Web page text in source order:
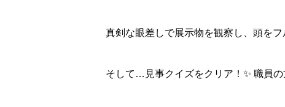
真剣な眼差しで展示物を観察し、頭を
そして…見事クイズをクリア！✨ 職員